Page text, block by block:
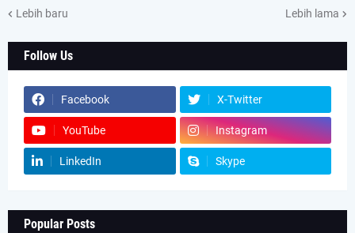
Lebih baru Lebih lama
Follow Us
Facebook X-Twitter
YouTube Instagram
LinkedIn Skype
Popular Posts